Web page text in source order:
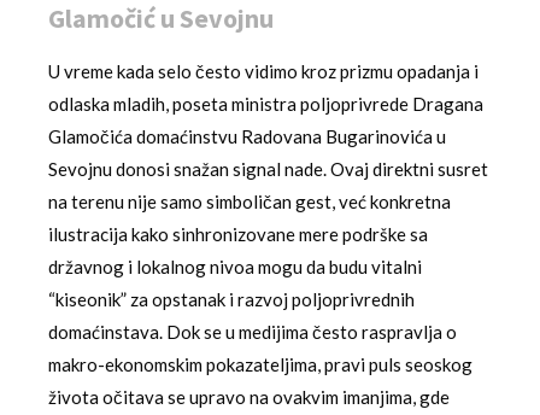
Glamočić u Sevojnu
U vreme kada selo često vidimo kroz prizmu opadanja i
odlaska mladih, poseta ministra poljoprivrede Dragana
Glamočića domaćinstvu Radovana Bugarinovića u
Sevojnu donosi snažan signal nade. Ovaj direktni susret
na terenu nije samo simboličan gest, već konkretna
ilustracija kako sinhronizovane mere podrške sa
državnog i lokalnog nivoa mogu da budu vitalni
“kiseonik” za opstanak i razvoj poljoprivrednih
domaćinstava. Dok se u medijima često raspravlja o
makro-ekonomskim pokazateljima, pravi puls seoskog
života očitava se upravo na ovakvim imanjima, gde